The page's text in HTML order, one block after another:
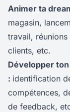
Animer ta
magasin,
travail,
clients, etc.
Développer ton
: identification
compétences,
de feedback,